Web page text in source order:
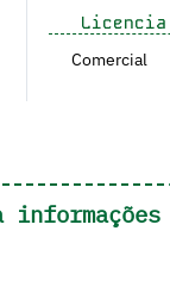
Licencia
Comercial